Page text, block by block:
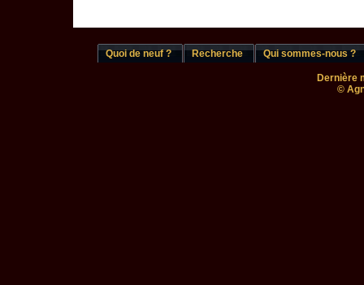
Quoi de neuf ? Recherche Qui sommes-nous ?
Dernière
©